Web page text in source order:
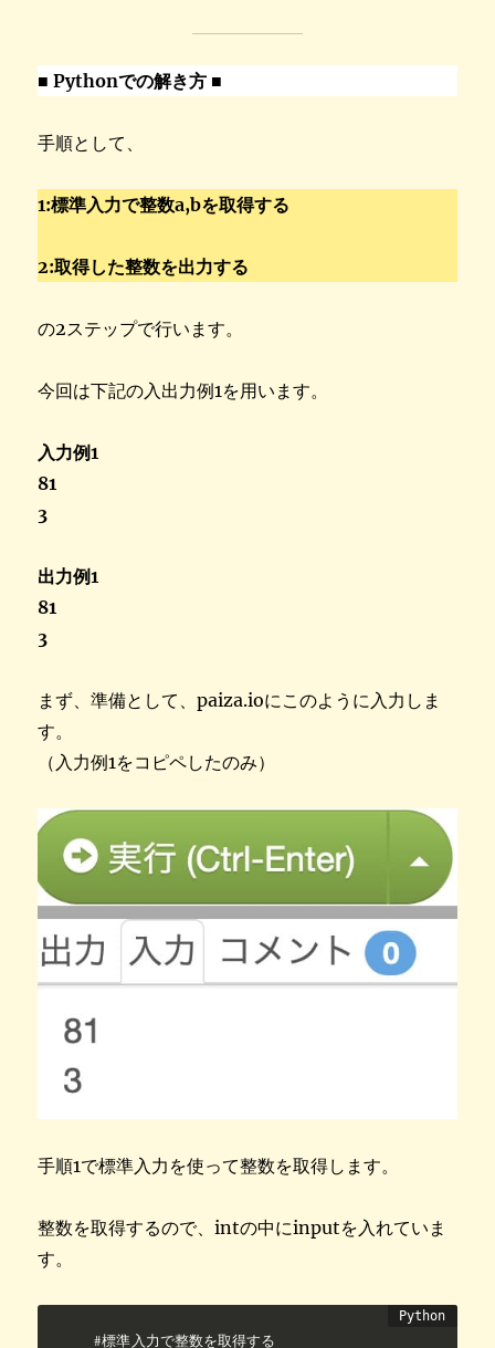
■ Pythonでの解き方 ■
手順として、
1:標準入力で整数a,bを取得する
2:取得した整数を出力する
の2ステップで行います。
今回は下記の入出力例1を用います。
入力例1
81
3
出力例1
81
3
まず、準備として、paiza.ioにこのように入力しま
す。
（入力例1をコピペしたのみ）
手順1で標準入力を使って整数を取得します。
整数を取得するので、intの中にinputを入れていま
す。
#標準入力で整数を取得する